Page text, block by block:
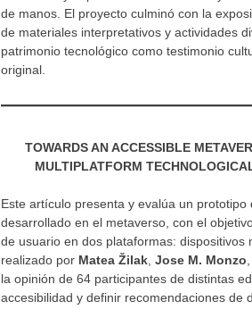
de manos. El proyecto culminó con la
de materiales interpretativos y actividades
patrimonio tecnológico como testimonio
original.
TOWARDS AN ACCESSIBLE
MULTIPLATFORM
Este artículo presenta y evalúa un
desarrollado en el metaverso, con el
de usuario en dos plataformas: dispositivos
realizado por Matea Žilak Jose M. Monzo
la opinión de 64 participantes de distintas
accesibilidad y definir recomendaciones de